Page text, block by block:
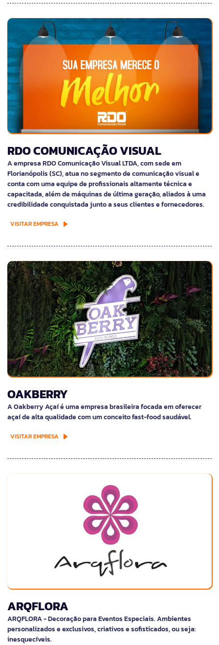
RDO COMUNICAÇÃO VISUAL
A empresa RDO Comunicação Visual LTDA, com sede em
Florianópolis (SC), atua no segmento de comunicação visual e
conta com uma equipe de profissionais altamente técnica e
capacitada, além de máquinas de última geração, aliados à uma
credibilidade conquistada junto a seus clientes e fornecedores.
VISITAR EMPRESA
OAKBERRY
A Oakberry Açaí é uma empresa brasileira focada em oferecer
açaí de alta qualidade com um conceito fast-food saudável.
VISITAR EMPRESA
ARQFLORA
ARQFLORA - Decoração para Eventos Especiais. Ambientes
personalizados e exclusivos, criativos e sofisticados, ou seja:
inesquecíveis.